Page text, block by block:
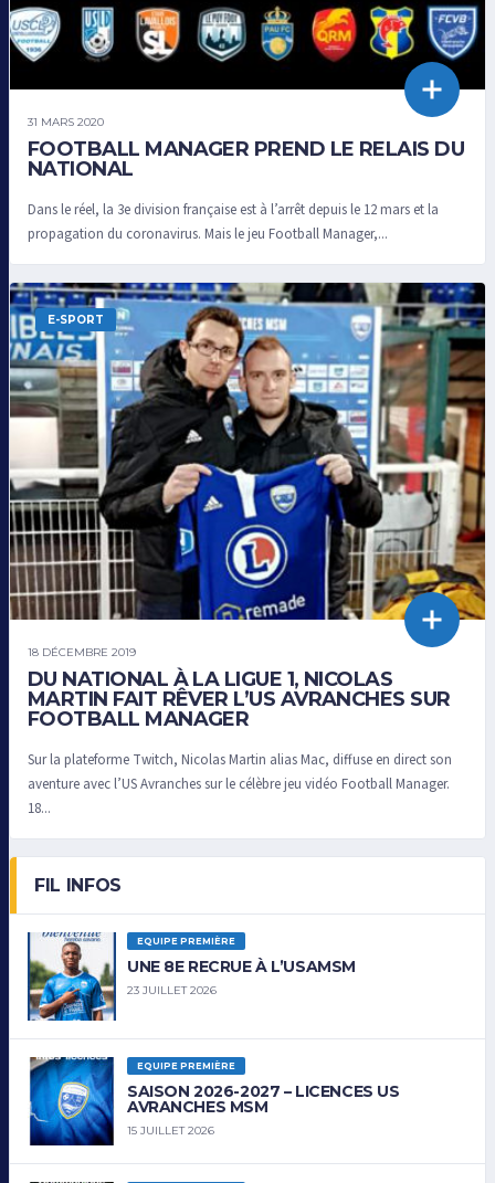
31 MARS 2020
FOOTBALL MANAGER PREND LE RELAIS DU
NATIONAL
Dans le réel, la 3e division française est à l’arrêt depuis le 12 mars et la
propagation du coronavirus. Mais le jeu Football Manager,...
E-SPORT
18 DÉCEMBRE 2019
DU NATIONAL À LA LIGUE 1, NICOLAS
MARTIN FAIT RÊVER L’US AVRANCHES SUR
FOOTBALL MANAGER
Sur la plateforme Twitch, Nicolas Martin alias Mac, diffuse en direct son
aventure avec l’US Avranches sur le célèbre jeu vidéo Football Manager.
18...
FIL INFOS
EQUIPE PREMIÈRE
UNE 8E RECRUE À L’USAMSM
23 JUILLET 2026
EQUIPE PREMIÈRE
SAISON 2026-2027 – LICENCES US
AVRANCHES MSM
15 JUILLET 2026